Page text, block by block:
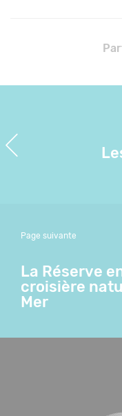
Page suivante
La Réserve
croisière
Mer